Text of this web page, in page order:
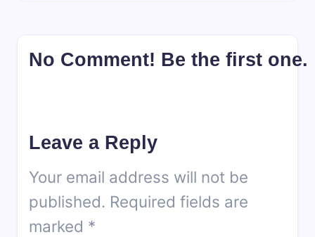
No Comment! Be the first one.
Leave a Reply
Your email address will not be
published. Required fields are
marked *